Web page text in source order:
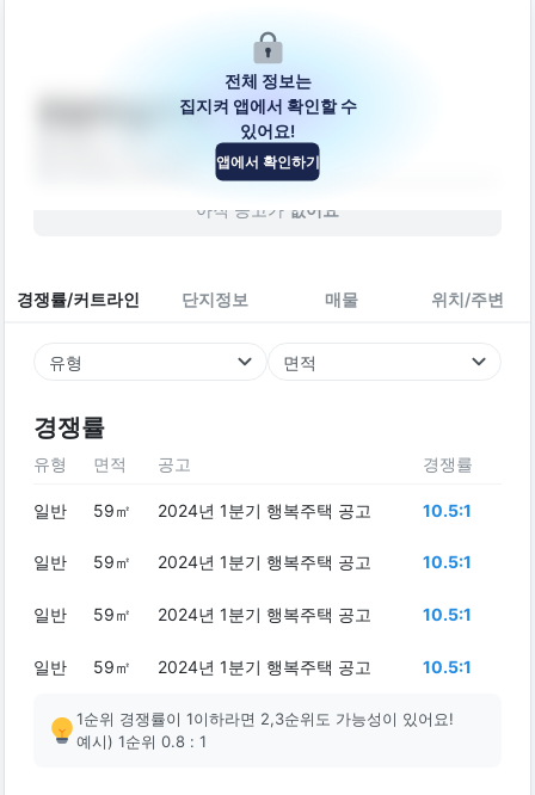
연암10길주택
울산광역시 북구 연암10길 17
아직 공고가 없어요
경쟁률/커트라인 단지정보 매물 위치/주변
유형 면적
경쟁률
전체 정보는
집지켜 앱에서 확인할 수
있어요!
앱에서 확인하기
유형 면적 공고 경쟁률
일반 59㎡ 2024년 1분기 행복주택 공고 10.5:1
일반 59㎡ 2024년 1분기 행복주택 공고 10.5:1
일반 59㎡ 2024년 1분기 행복주택 공고 10.5:1
일반 59㎡ 2024년 1분기 행복주택 공고 10.5:1
1순위 경쟁률이 1이하라면 2,3순위도 가능성이 있어요!
예시) 1순위 0.8 : 1